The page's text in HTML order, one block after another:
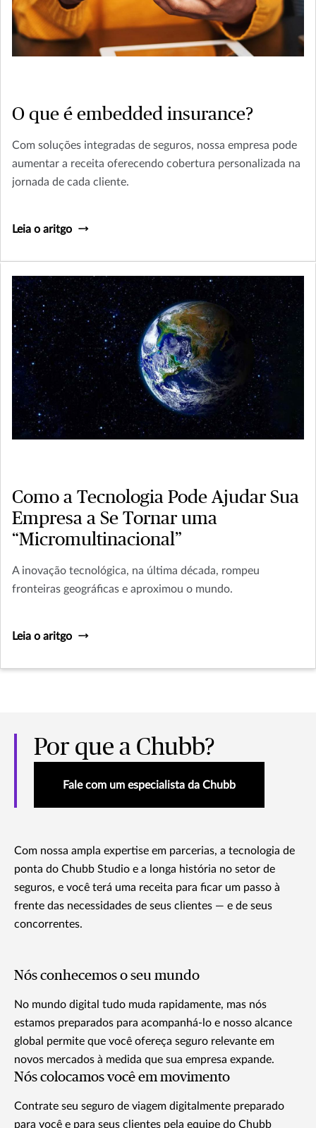
O que é embedded insurance?
Com soluções integradas de seguros, nossa empresa pode
aumentar a receita oferecendo cobertura personalizada na
jornada de cada cliente.
Leia o aritgo
Como a Tecnologia Pode Ajudar Sua
Empresa a Se Tornar uma
“Micromultinacional”
A inovação tecnológica, na última década, rompeu
fronteiras geográficas e aproximou o mundo.
Leia o aritgo
Por que a Chubb?
Fale com um especialista da Chubb
Com nossa ampla expertise em parcerias, a tecnologia de
ponta do Chubb Studio e a longa história no setor de
seguros, e você terá uma receita para ficar um passo à
frente das necessidades de seus clientes — e de seus
concorrentes.
Nós conhecemos o seu mundo
No mundo digital tudo muda rapidamente, mas nós
estamos preparados para acompanhá-lo e nosso alcance
global permite que você ofereça seguro relevante em
novos mercados à medida que sua empresa expande.
Nós colocamos você em movimento
Contrate seu seguro de viagem digitalmente preparado
para você e para seus clientes pela equipe do Chubb